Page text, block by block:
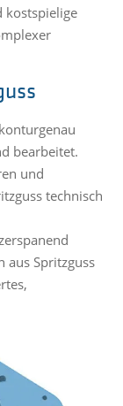
kostspielige
bearbeitet.
und
technisch
aus Spritzguss